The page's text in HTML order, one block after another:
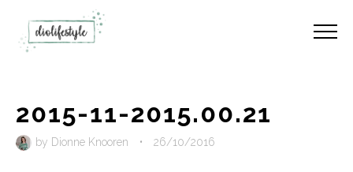
2015-11-2015.00.21
by Dionne Knooren • 26/10/2016